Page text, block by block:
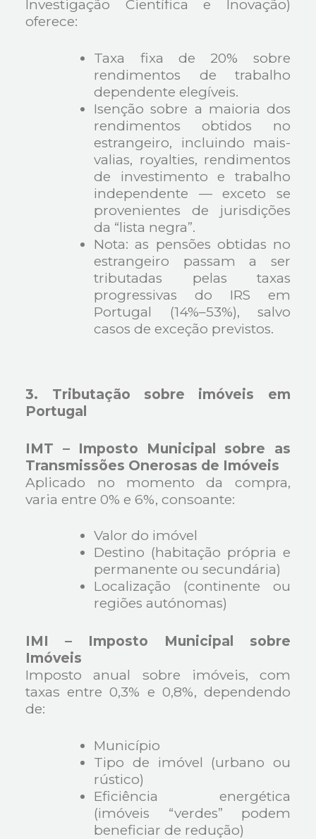
Investigação Científica e Inovação)
oferece:
Taxa fixa de 20% sobre
rendimentos de trabalho
dependente elegíveis.
Isenção sobre a maioria dos
rendimentos obtidos no
estrangeiro, incluindo mais-
valias, royalties, rendimentos
de investimento e trabalho
independente — exceto se
provenientes de jurisdições
da “lista negra”.
Nota: as pensões obtidas no
estrangeiro passam a ser
tributadas pelas taxas
progressivas do IRS em
Portugal (14%–53%), salvo
casos de exceção previstos.
3. Tributação sobre imóveis em
Portugal
IMT – Imposto Municipal sobre as
Transmissões Onerosas de Imóveis
Aplicado no momento da compra,
varia entre 0% e 6%, consoante:
Valor do imóvel
Destino (habitação própria e
permanente ou secundária)
Localização (continente ou
regiões autónomas)
IMI – Imposto Municipal sobre
Imóveis
Imposto anual sobre imóveis, com
taxas entre 0,3% e 0,8%, dependendo
de:
Município
Tipo de imóvel (urbano ou
rústico)
Eficiência energética
(imóveis “verdes” podem
beneficiar de redução)